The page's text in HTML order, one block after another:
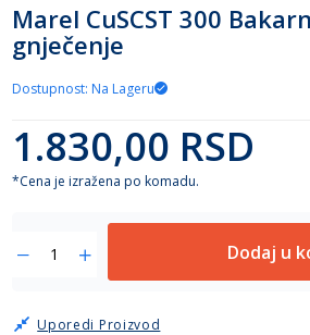
the
beginning
of
the
gallery
Marel CuSCST 300
gnječenje
Dostupnost: Na Lageru
1.830,00 RSD
*Cena je izražena po komadu.
Dodaj u
Uporedi Proizvod